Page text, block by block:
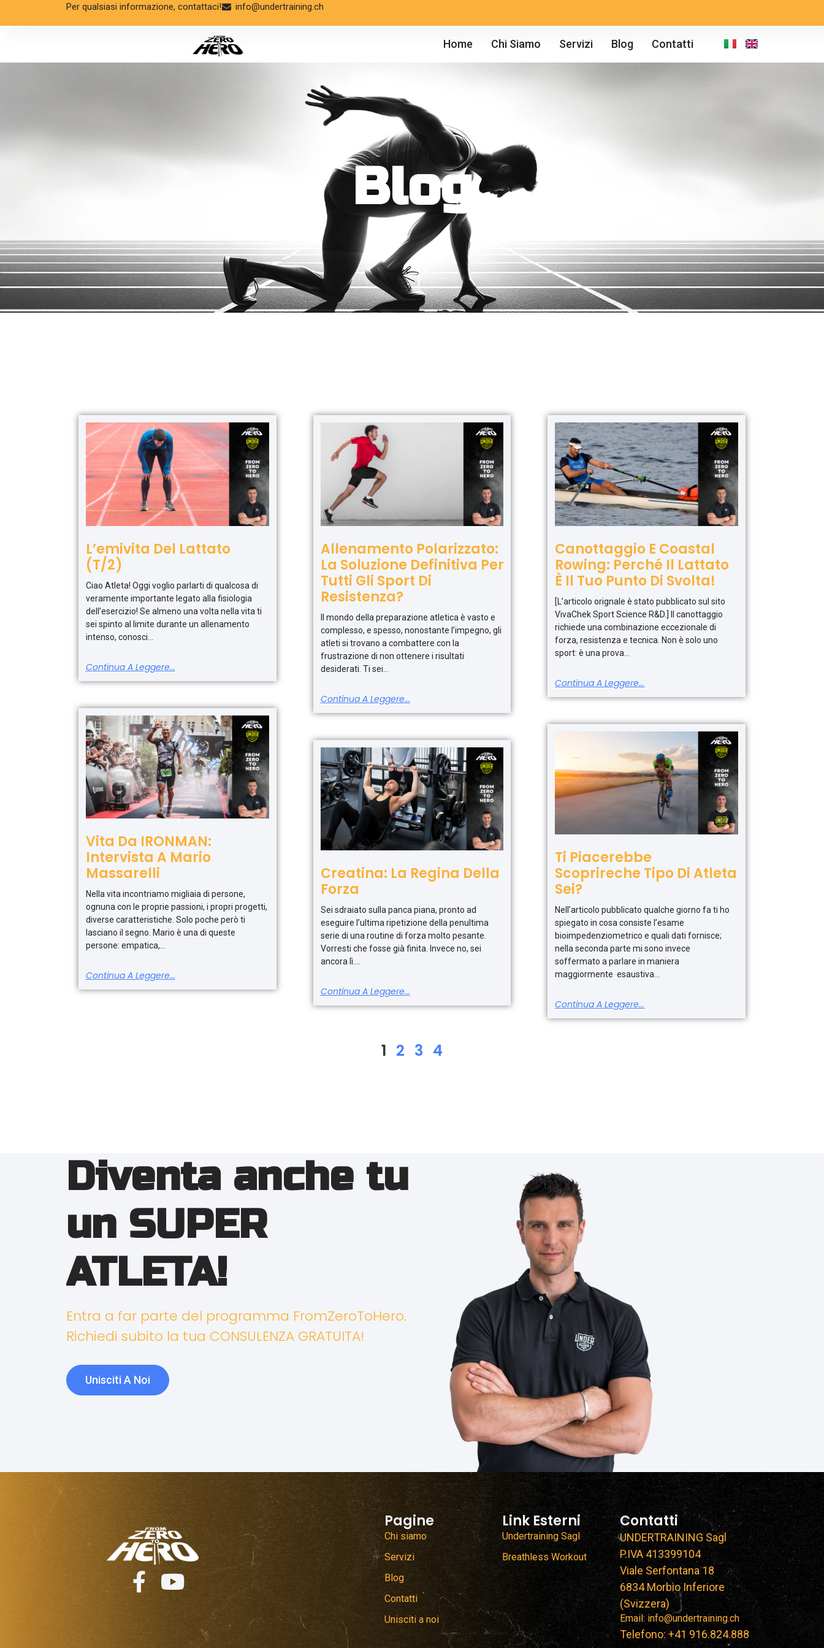
Per qualsiasi informazione, contattaci! info@undertraining.ch
Home Chi Siamo Servizi Blog Contatti
Blog
L’emivita Del Lattato
(T/2)
Ciao Atleta! Oggi voglio parlarti di qualcosa di
veramente importante legato alla fisiologia
dell’esercizio! Se almeno una volta nella vita ti
sei spinto al limite durante un allenamento
intenso, conosci
Continua A Leggere...
Allenamento Polarizzato:
La Soluzione Definitiva Per
Tutti Gli Sport Di
Resistenza?
Il mondo della preparazione atletica è vasto e
complesso, e spesso, nonostante l’impegno, gli
atleti si trovano a combattere con la
frustrazione di non ottenere i risultati
desiderati. Ti sei
Continua A Leggere...
Canottaggio E Coastal
Rowing: Perché Il Lattato
È Il Tuo Punto Di Svolta!
[L’articolo orignale è stato pubblicato sul sito
VivaChek Sport Science R&D.] Il canottaggio
richiede una combinazione eccezionale di
forza, resistenza e tecnica. Non è solo uno
sport: è una prova
Continua A Leggere...
Vita Da IRONMAN:
Intervista A Mario
Massarelli
Nella vita incontriamo migliaia di persone,
ognuna con le proprie passioni, i propri progetti,
diverse caratteristiche. Solo poche però ti
lasciano il segno. Mario è una di queste
persone: empatica,
Continua A Leggere...
Creatina: La Regina Della
Forza
Sei sdraiato sulla panca piana, pronto ad
eseguire l’ultima ripetizione della penultima
serie di una routine di forza molto pesante.
Vorresti che fosse già finita. Invece no, sei
ancora lì.
Continua A Leggere...
Ti Piacerebbe
Scoprireche Tipo Di Atleta
Sei?
Nell’articolo pubblicato qualche giorno fa ti ho
spiegato in cosa consiste l’esame
bioimpedenziometrico e quali dati fornisce;
nella seconda parte mi sono invece
soffermato a parlare in maniera
maggiormente esaustiva
Continua A Leggere...
1 2 3 4
Diventa anche tu
un SUPER
ATLETA!
Entra a far parte del programma FromZeroToHero.
Richiedi subito la tua CONSULENZA GRATUITA!
Unisciti A Noi
Pagine
Chi siamo
Servizi
Blog
Contatti
Unisciti a noi
Link Esterni
Undertraining Sagl
Breathless Workout
Contatti
UNDERTRAINING Sagl
P.IVA 413399104
Viale Serfontana 18
6834 Morbio Inferiore
(Svizzera)
Email: info@undertraining.ch
Telefono: +41 916.824.888